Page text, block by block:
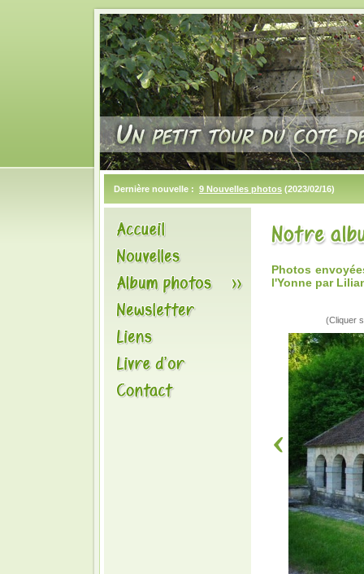
Dernière nouvelle : 9 Nouvelles photos (2023/02/16)
Photos
l'Yonne par
(Cliquer